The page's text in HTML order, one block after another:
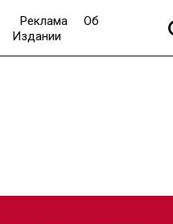
Реклама
Об
Издании